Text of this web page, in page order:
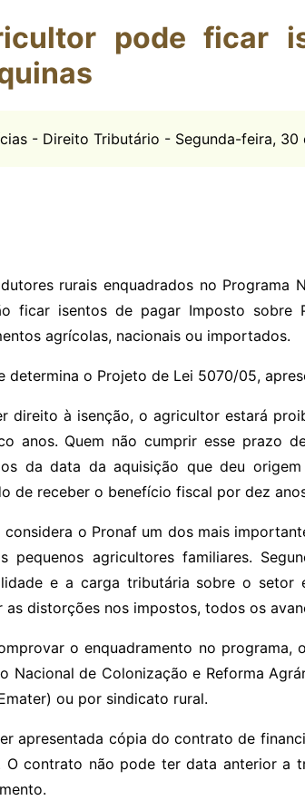
pode ficar
- Direito Tributário - Segunda-feira, 30
rurais enquadrados no Programa
ficar isentos de pagar Imposto sobre
agrícolas, nacionais ou importados.
determina o Projeto de Lei 5070/05,
direito à isenção, o agricultor estará
anos. Quem não cumprir esse prazo
da data da aquisição que deu
de receber o benefício fiscal por dez
considera o Pronaf um dos mais
pequenos agricultores familiares.
e a carga tributária sobre o setor
as distorções nos impostos, todos os
o enquadramento no
Nacional de Colonização e Reforma
ou por sindicato rural.
apresentada cópia do contrato de
O contrato não pode ter data anterior a